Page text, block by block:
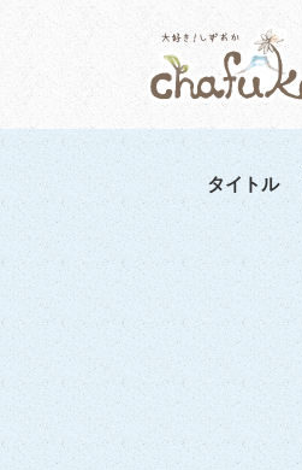
タイトル